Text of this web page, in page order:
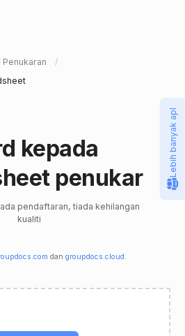
Penukaran
kepada
penukar
pendaftaran, tiada kehilangan
kualiti
dan groupdocs.cloud .
Lebih banyak apl